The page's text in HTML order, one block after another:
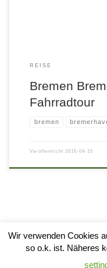
REISE
Bremen
Fahrradtour
bremen
Veröffentlicht 2016-04-15
© 2026
Wir verwenden Cookies
so o.k. ist. Näheres